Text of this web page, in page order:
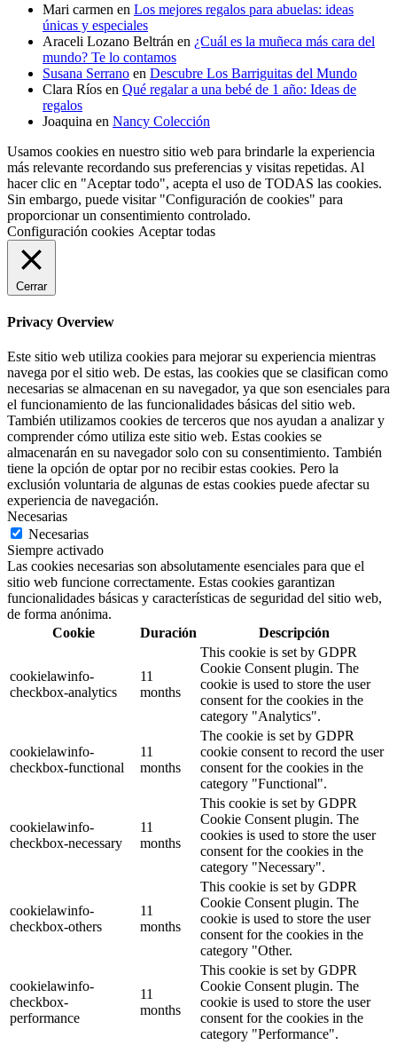
Mari carmen en Los mejores regalos para abuelas: ideas
únicas y especiales
Araceli Lozano Beltrán en ¿Cuál es la muñeca más cara del
mundo? Te lo contamos
Susana Serrano en Descubre Los Barriguitas del Mundo
Clara Ríos en Qué regalar a una bebé de 1 año: Ideas de
regalos
Joaquina en Nancy Colección
Usamos cookies en nuestro sitio web para brindarle la experiencia
más relevante recordando sus preferencias y visitas repetidas. Al
hacer clic en "Aceptar todo", acepta el uso de TODAS las cookies.
Sin embargo, puede visitar "Configuración de cookies" para
proporcionar un consentimiento controlado.
Configuración cookies Aceptar todas
Cerrar
Privacy Overview
Este sitio web utiliza cookies para mejorar su experiencia mientras
navega por el sitio web. De estas, las cookies que se clasifican como
necesarias se almacenan en su navegador, ya que son esenciales para
el funcionamiento de las funcionalidades básicas del sitio web.
También utilizamos cookies de terceros que nos ayudan a analizar y
comprender cómo utiliza este sitio web. Estas cookies se
almacenarán en su navegador solo con su consentimiento. También
tiene la opción de optar por no recibir estas cookies. Pero la
exclusión voluntaria de algunas de estas cookies puede afectar su
experiencia de navegación.
Necesarias
Necesarias
Siempre activado
Las cookies necesarias son absolutamente esenciales para que el
sitio web funcione correctamente. Estas cookies garantizan
funcionalidades básicas y características de seguridad del sitio web,
de forma anónima.
Cookie
Duración Descripción
cookielawinfo-
checkbox-analytics
11
months
This cookie is set by GDPR
Cookie Consent plugin. The
cookie is used to store the user
consent for the cookies in the
category "Analytics".
cookielawinfo-
checkbox-functional
11
months
The cookie is set by GDPR
cookie consent to record the user
consent for the cookies in the
category "Functional".
cookielawinfo-
checkbox-necessary
11
months
This cookie is set by GDPR
Cookie Consent plugin. The
cookies is used to store the user
consent for the cookies in the
category "Necessary".
cookielawinfo-
checkbox-others
11
months
This cookie is set by GDPR
Cookie Consent plugin. The
cookie is used to store the user
consent for the cookies in the
category "Other.
cookielawinfo-
checkbox-
performance
11
months
This cookie is set by GDPR
Cookie Consent plugin. The
cookie is used to store the user
consent for the cookies in the
category "Performance".